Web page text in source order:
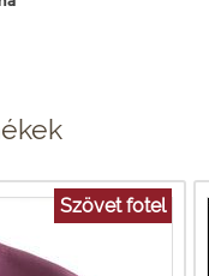
Szövet fotel